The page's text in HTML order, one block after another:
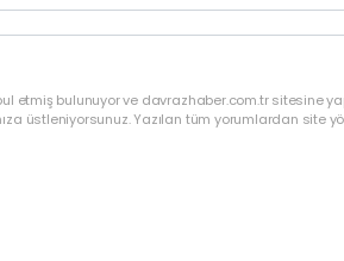
etmiş bulunuyor ve davrazhaber.com.tr sitesine
üstleniyorsunuz. Yazılan tüm yorumlardan site